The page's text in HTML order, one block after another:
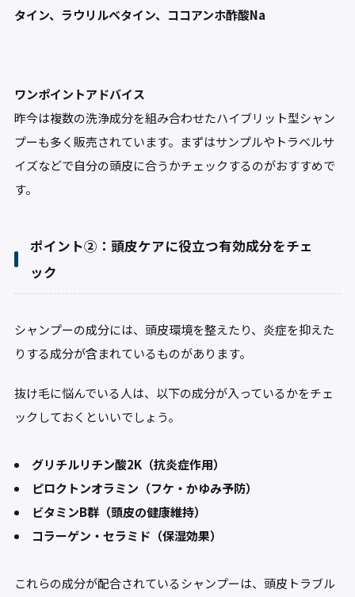
タイン、ラウリルベタイン、ココアンホ酢酸Na
ワンポイントアドバイス
昨今は複数の洗浄成分を組み合わせたハイブリット型シャン
プーも多く販売されています。まずはサンプルやトラベルサ
イズなどで自分の頭皮に合うかチェックするのがおすすめで
す。
ポイント②：頭皮ケアに役立つ有効成分をチェ
ック
シャンプーの成分には、頭皮環境を整えたり、炎症を抑えた
りする成分が含まれているものがあります。
抜け毛に悩んでいる人は、以下の成分が入っているかをチェ
ックしておくといいでしょう。
グリチルリチン酸2K（抗炎症作用）
ピロクトンオラミン（フケ・かゆみ予防）
ビタミンB群（頭皮の健康維持）
コラーゲン・セラミド（保湿効果）
これらの成分が配合されているシャンプーは、頭皮トラブル